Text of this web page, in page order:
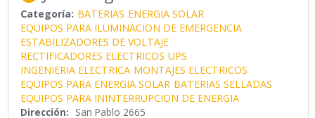
Categoría: BATERIAS ENERGIA SOLAR
EQUIPOS PARA ILUMINACION DE EMERGENCIA
ESTABILIZADORES DE VOLTAJE
RECTIFICADORES ELECTRICOS UPS
INGENIERIA ELECTRICA MONTAJES ELECTRICOS
EQUIPOS PARA ENERGIA SOLAR BATERIAS SELLADAS
EQUIPOS PARA ININTERRUPCION DE ENERGIA
Dirección: San Pablo 2665